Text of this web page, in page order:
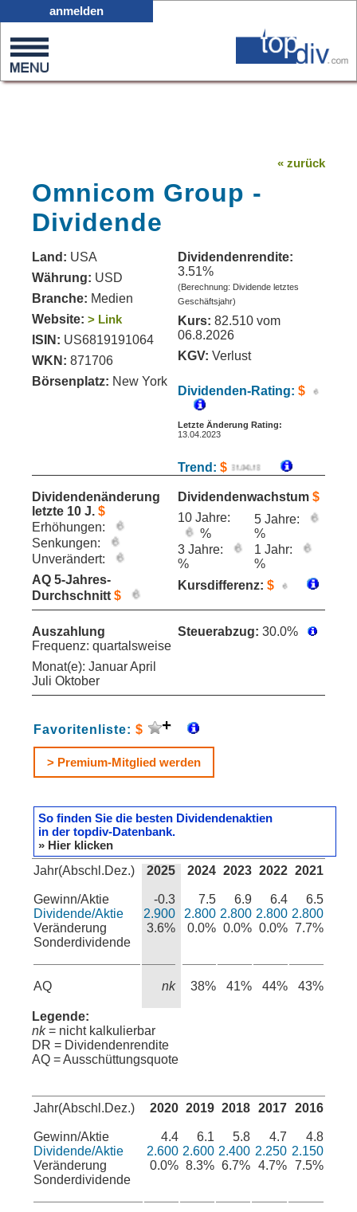
0
on
anmelden
« zurück
Omnicom Group -
Dividende
Land: USA
Währung: USD
Branche: Medien
Website: > Link
ISIN: US6819191064
WKN: 871706
Börsenplatz: New York
Dividendenrendite:
3.51%
(Berechnung: Dividende letztes
Geschäftsjahr)
Kurs: 82.510 vom
06.8.2026
KGV: Verlust
Dividenden-Rating: $
Letzte Änderung Rating:
13.04.2023
Trend: $
Dividendenänderung
letzte 10 J. $
Erhöhungen:
Senkungen:
Unverändert:
AQ 5-Jahres-
Durchschnitt $
Dividendenwachstum $
10 Jahre:
%
5 Jahre:
%
3 Jahre:
%
1 Jahr:
%
Kursdifferenz: $
Auszahlung
Frequenz: quartalsweise
Monat(e): Januar April
Juli Oktober
Steuerabzug: 30.0%
Favoritenliste: $
> Premium-Mitglied werden
So finden Sie die besten Dividendenaktien
in der topdiv-Datenbank.
» Hier klicken
Jahr(Abschl.Dez.)
Gewinn/Aktie
Dividende/Aktie
Veränderung
Sonderdividende
AQ
2025
-0.3
2.900
3.6%
nk
2024
7.5
2.800
0.0%
38%
2023
6.9
2.800
0.0%
41%
2022
6.4
2.800
0.0%
44%
2021
6.5
2.800
7.7%
43%
Legende:
nk= nicht kalkulierbar
DR = Dividendenrendite
AQ = Ausschüttungsquote
Jahr(Abschl.Dez.)
Gewinn/Aktie
Dividende/Aktie
Veränderung
Sonderdividende
2020
4.4
2.600
0.0%
2019
6.1
2.600
8.3%
2018
5.8
2.400
6.7%
2017
4.7
2.250
4.7%
2016
4.8
2.150
7.5%